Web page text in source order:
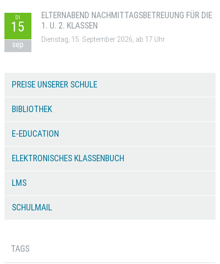
DI
15
sep
ELTERNABEND NACHMITTAGSBETREUUNG FÜR DIE
1. U. 2. KLASSEN
Dienstag, 15. September 2026, ab 17 Uhr
PREISE UNSERER SCHULE
BIBLIOTHEK
E-EDUCATION
ELEKTRONISCHES KLASSENBUCH
LMS
SCHULMAIL
TAGS